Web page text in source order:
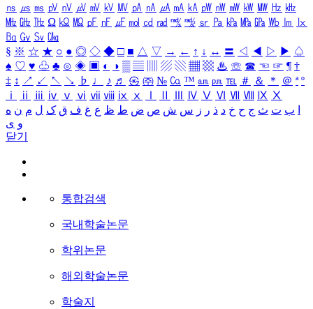
㎱ ㎲ ㎳ ㎴ ㎵ ㎶ ㎷ ㎸ ㎹ ㎀ ㎁ ㎂ ㎃ ㎄ ㎺ ㎻ ㎽ ㎾ ㎿ ㎐ ㎑
㎒ ㎓ ㎔ Ω ㏀ ㏁ ㎊ ㎋ ㎌ ㏖ ㏅ ㎭ ㎮ ㎯ ㏛ ㎩ ㎪ ㎫ ㎬ ㏝ ㏐
㏓
㏃ ㏉ ㏜ ㏆
§ ※ ☆ ★ ○ ● ◎ ◇ ◆ □ ■ △ ▽ → ← ↑ ↓ ↔ 〓 ◁ ◀ ▷ ▶ ♤
♠ ♡ ♥ ♧ ♣ ⊙ ◈ ▣ ◐ ◑ ▒ ▤ ▨ ▧ ▦ ▩ ♨ ☏ ☎ ☜ ☞ ¶ †
‡ ↕ ↗ ↙ ↖ ↘ ♭ ♩ ♪ ♬ ㉿ ㈜ № ㏇ ™ ㏂ ㏘ ℡ ＃ ＆ ＊ ＠ ª º
ⅰ
ⅱ ⅲ ⅳ ⅴ ⅵ ⅶ ⅷ ⅸ ⅹ Ⅳ Ⅴ Ⅵ Ⅶ Ⅷ Ⅸ Ⅹ
ب ت ث ج ح خ د ذ ر ز س ش ص ض ط ظ ع غ ف ق ک ل م ن ه
و ی
닫기
통합검색
국내학술논문
학위논문
해외학술논문
학술지